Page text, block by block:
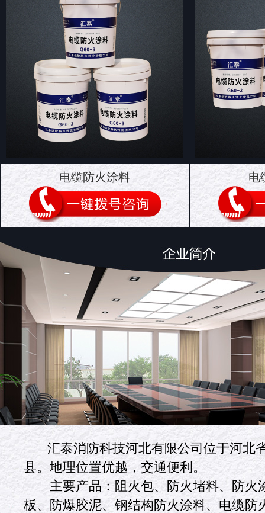
电缆防火涂料 电
汇泰消防科技河北有限公司位于河北
县。地理位置优越，交通便利。
主要产品：阻火包、防火堵料、防火
板、防爆胶泥、钢结构防火涂料、电缆防